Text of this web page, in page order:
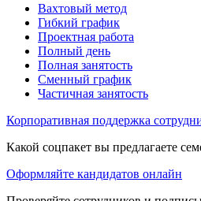
Вахтовый метод
Гибкий график
Проектная работа
Полный день
Полная занятость
Сменный график
Частичная занятость
Корпоративная поддержка
Какой соцпакет вы предлагаете
Оформляйте кандидатов онлайн